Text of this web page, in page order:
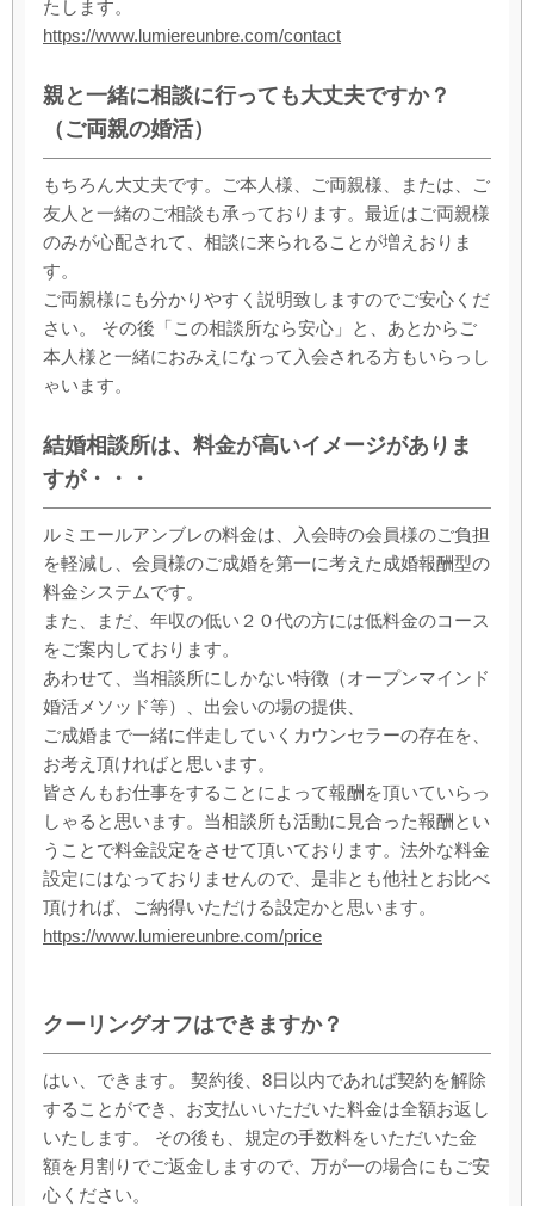
たします。
https://www.lumiereunbre.com/contact
親と一緒に相談に行っても大丈夫ですか？
（ご両親の婚活）
もちろん大丈夫です。ご本人様、ご両親様、または、ご
友人と一緒のご相談も承っております。最近はご両親様
のみが心配されて、相談に来られることが増えおりま
す。
ご両親様にも分かりやすく説明致しますのでご安心くだ
さい。 その後「この相談所なら安心」と、あとからご
本人様と一緒におみえになって入会される方もいらっし
ゃいます。
結婚相談所は、料金が高いイメージがありま
すが・・・
ルミエールアンブレの料金は、入会時の会員様のご負担
を軽減し、会員様のご成婚を第一に考えた成婚報酬型の
料金システムです。
また、まだ、年収の低い２０代の方には低料金のコース
をご案内しております。
あわせて、当相談所にしかない特徴（オープンマインド
婚活メソッド等）、出会いの場の提供、
ご成婚まで一緒に伴走していくカウンセラーの存在を、
お考え頂ければと思います。
皆さんもお仕事をすることによって報酬を頂いていらっ
しゃると思います。当相談所も活動に見合った報酬とい
うことで料金設定をさせて頂いております。法外な料金
設定にはなっておりませんので、是非とも他社とお比べ
頂ければ、ご納得いただける設定かと思います。
https://www.lumiereunbre.com/price
クーリングオフはできますか？
はい、できます。 契約後、8日以内であれば契約を解除
することができ、お支払いいただいた料金は全額お返し
いたします。 その後も、規定の手数料をいただいた金
額を月割りでご返金しますので、万が一の場合にもご安
心ください。